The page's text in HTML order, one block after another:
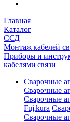
Главная
Каталог
ССД
Монтаж кабелей
Приборы и
кабелями связи
Сварочные
Сварочные
Сварочные
Fujikura
Сварочные